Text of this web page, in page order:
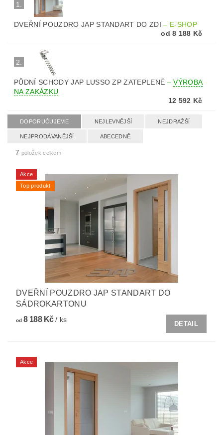
1.
DVEŘNÍ POUZDRO JAP STANDART DO ZDI– E-SHOP
od 8 188 Kč
2.
PŮDNÍ SCHODY JAP LUSSO ZP ZATEPLENÉ –VÝROBA
NA ZAKÁZKU
12 592 Kč
DOPORUČUJEME NEJLEVNĚJŠÍ NEJDRAŽŠÍ
NEJPRODÁVANĚJŠÍ ABECEDNĚ
7 položek celkem
Akce
Top produkt
DVEŘNÍ POUZDRO JAP STANDART DO
SÁDROKARTONU
od8 188 Kč/ ks
DETAIL
Akce